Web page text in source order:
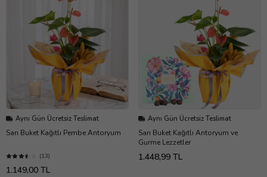
Aynı Gün Ücretsiz Teslimat
Sarı Buket Kağıtlı Pembe Antoryum
(13)
1.149,00 TL
Aynı Gün Ücretsiz Teslimat
Sarı Buket Kağıtlı Antoryum ve
Gurme Lezzetler
1.448,99 TL